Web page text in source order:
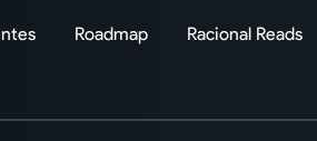
Roadmap Racional Reads